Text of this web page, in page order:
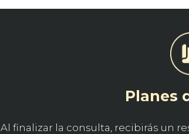
Planes
Al finalizar la consulta, recibirás un